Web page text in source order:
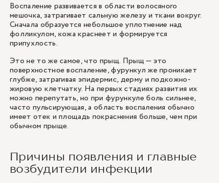
Воспаление развивается в области волосяного
мешочка, затрагивает сальную железу и ткани вокруг.
Сначала образуется небольшое уплотнение над
фолликулом, кожа краснеет и формируется
припухлость.
Это не то же самое, что прыщ. Прыщ — это
поверхностное воспаление, фурункул же проникает
глубже, затрагивая эпидермис, дерму и подкожно-
жировую клетчатку. На первых стадиях развития их
можно перепутать, но при фурункуле боль сильнее,
часто пульсирующая, а область воспаления обычно
имеет отек и площадь покраснения больше, чем при
обычном прыще.
Причины появления и главные
возбудители инфекции